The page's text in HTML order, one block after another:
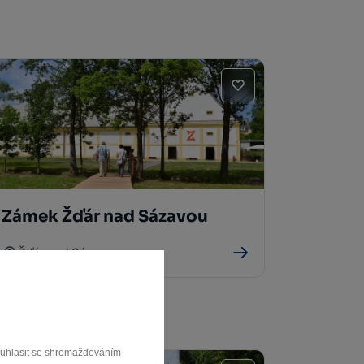
se shromažďováním
Zámek Žďár nad Sázavou
Žďár nad Sázavou